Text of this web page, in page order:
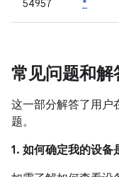
54957
*
常见问题和解
这一部分解答了用户
题。
1. 如何确定我的设备